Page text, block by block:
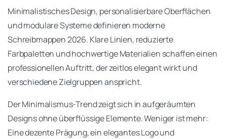
Minimalistisches Design, personalisierbare Oberflächen
und modulare Systeme definieren moderne
Schreibmappen 2026. Klare Linien, reduzierte
Farbpaletten und hochwertige Materialien schaffen einen
professionellen Auftritt, der zeitlos elegant wirkt und
verschiedene Zielgruppen anspricht.
Der Minimalismus-Trend zeigt sich in aufgeräumten
Designs ohne überflüssige Elemente. Weniger ist mehr:
Eine dezente Prägung, ein elegantes Logo und